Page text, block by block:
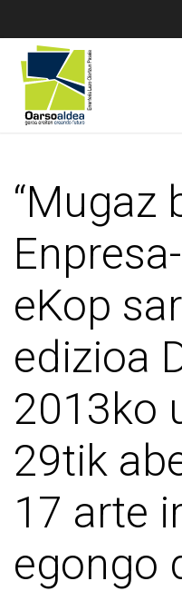
“Mugaz
eKop
edizioa
2013ko
29tik
17 arte
egongo